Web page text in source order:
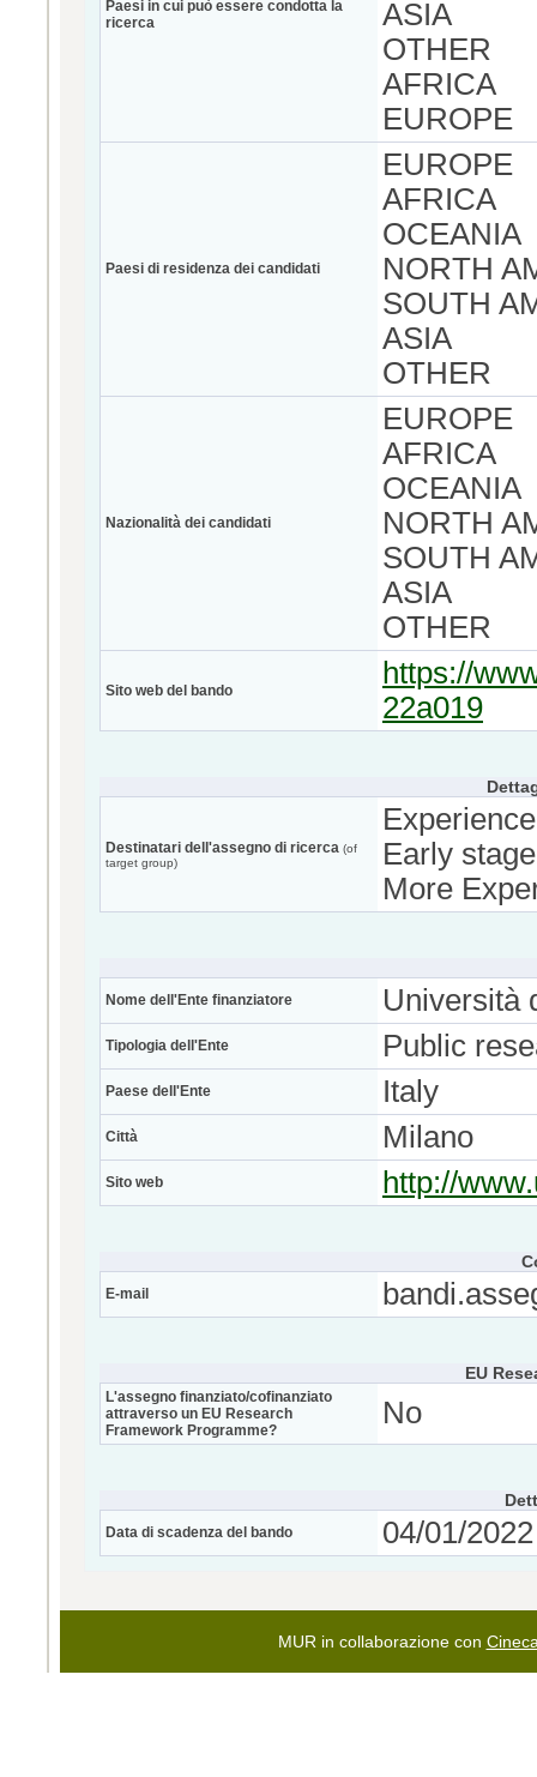
Paesi in cui può essere condotta la
ricerca
ASIA
OTHER
AFRICA
EUROPE
Paesi di residenza dei candidati
EUROPE
AFRICA
OCEANIA
NORTH
SOUTH
ASIA
OTHER
Nazionalità dei candidati
EUROPE
AFRICA
OCEANIA
NORTH
SOUTH
ASIA
OTHER
Sito web del bando
https://
22a019
Destinatari dell'assegno di ricerca (of
target group)
Early
More
Nome dell'Ente finanziatore Università
Tipologia dell'Ente Public
Paese dell'Ente Italy
Città Milano
Sito web http://
E-mail
EU
L'assegno finanziato/cofinanziato
attraverso un EU Research
Framework Programme?
No
Data di scadenza del bando 04/01/
MUR in collaborazione con